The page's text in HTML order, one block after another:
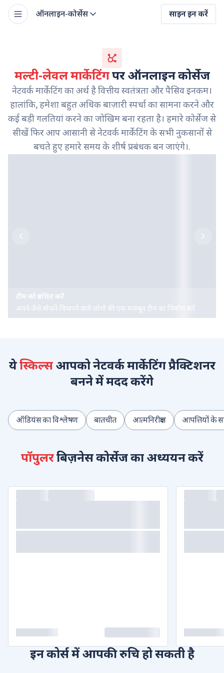
ऑनलाइन-कोर्सेस साइन इन करें
मल्टी-लेवल मार्केटिंगपर ऑनलाइन कोर्सेज
नेटवर्क मार्केटिंग का अर्थ है वित्तीय स्वतंत्रता और पैसिव इनकम।
हालांकि, हमेशा बहुत अधिक बाज़ारी स्पर्धा का सामना करने और
कई बड़ी गलतियां करने का जोखिम बना रहता है। हमारे कोर्सेज से
सीखें फिर आप आसानी से नेटवर्क मार्केटिंग के सभी नुकसानों से
बचते हुए हमारे समय के शीर्ष प्रबंधक बन जाएंगे।.
टीम को प्रबंधित करें
अपने जैसे सोचने-विचारने वाले लोगों की एक मजबूत टीम का निर्माण करें
येस्किल्सआपको नेटवर्क मार्केटिंग प्रैक्टिशनर
बनने में मदद करेंगे
ऑडियंस का विश्लेषण बातचीत आत्मनिरीक्षण आपत्तियों के
पॉपुलरबिज़नेस कोर्सेज का अध्ययन करें
इन कोर्स में आपकी रुचि हो सकती है